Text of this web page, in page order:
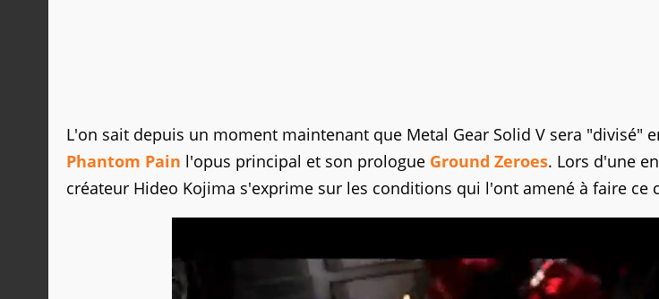
L'on sait depuis un moment maintenant que Metal Gear Solid V sera "divisé"
Phantom Pain l'opus principal et son prologue Ground Zeroes. Lors d'une
créateur Hideo Kojima s'exprime sur les conditions qui l'ont amené à faire ce